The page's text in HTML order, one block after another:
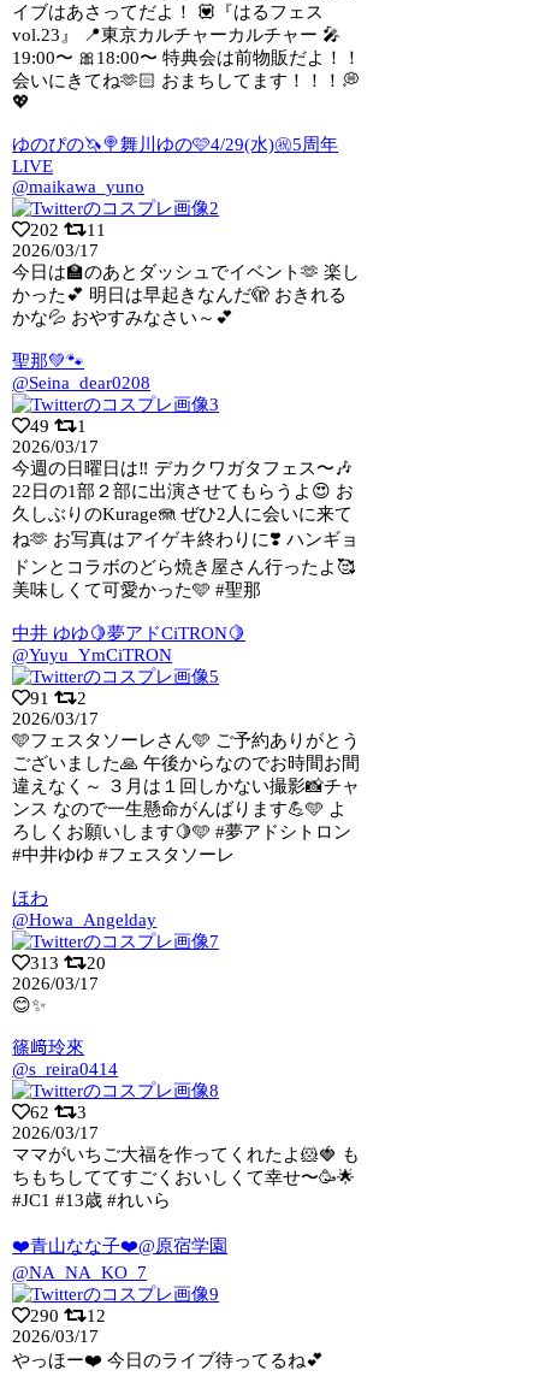
イブはあさってだよ！ 💟『はるフェス
vol.23』 📍東京カルチャーカルチャー 🎤
19:00〜 🎀18:00〜 特典会は前物販だよ！！
会いにきてね🫶🏻 おまちしてます！！！💭
💖
ゆのぴの🦄🍭舞川ゆの🩷4/29(水)㊗5周年
LIVE
@maikawa_yuno
202
11
2026/03/17
今日は🏫のあとダッシュでイベント🫶 楽し
かった💕 明日は早起きなんだ🫣 おきれる
かな💦 おやすみなさい～💕
聖那💚🐾
@Seina_dear0208
49
1
2026/03/17
今週の日曜日は‼️ デカクワガタフェス〜🎶
22日の1部２部に出演させてもらうよ 😍 お
久しぶりのKurage🪼 ぜひ2人に会いに来て
ね🫶 お写真はアイゲキ終わりに❣️ ハンギョ
ドンとコラボのどら焼き屋さん行ったよ🥰
美味しくて可愛かった🩵 #聖那
中井 ゆゆ🍋夢アドCiTRON🍋
@Yuyu_YmCiTRON
91
2
2026/03/17
🩵フェスタソーレさん🩵 ご予約ありがとう
ございました🙏 午後からなのでお時間お間
違えなく～ ３月は１回しかない撮影📸チャ
ンス なので一生懸命がんばります💪🩵 よ
ろしくお願いします🍋🩵 #夢アドシトロン
#中井ゆゆ #フェスタソーレ
ほわ
@Howa_Angelday
313
20
2026/03/17
😊✨
篠﨑玲來
@s_reira0414
62
3
2026/03/17
ママがいちご大福を作ってくれたよ🐹🍓 も
ちもちしててすごくおいしくて幸せ〜🥳🌟
#JC1 #13歳 #れいら
❤️青山なな子❤️@原宿学園
@NA_NA_KO_7
290
12
2026/03/17
やっほー❤️ 今日のライブ待ってるね💕︎